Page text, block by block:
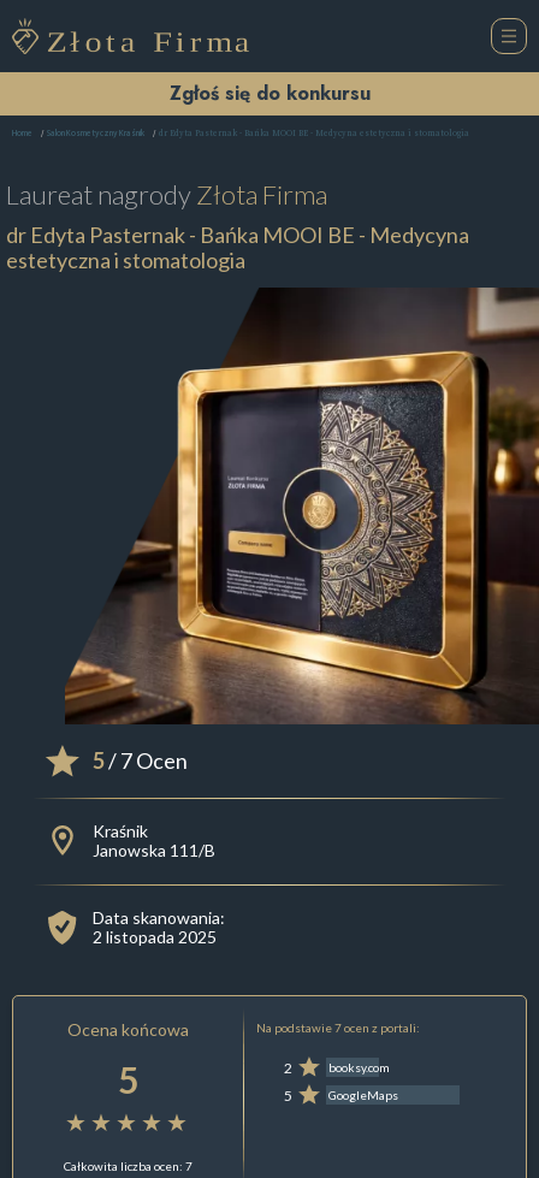
Zgłoś się do konkursu
Home Salon Kosmetyczny Kraśnik dr Edyta Pasternak - Bańka MOOI BE - Medycyna estetyczna i stomatologia
Laureat nagrodyZłota Firma
dr Edyta Pasternak - Bańka MOOI BE - Medycyna
estetyczna i stomatologia
5/ 7 Ocen
Kraśnik
Janowska 111/B
Data skanowania:
2 listopada 2025
Ocena końcowa
5
Całkowita liczba ocen: 7
Na podstawie 7 ocen z portali:
2 booksy.com
5 GoogleMaps